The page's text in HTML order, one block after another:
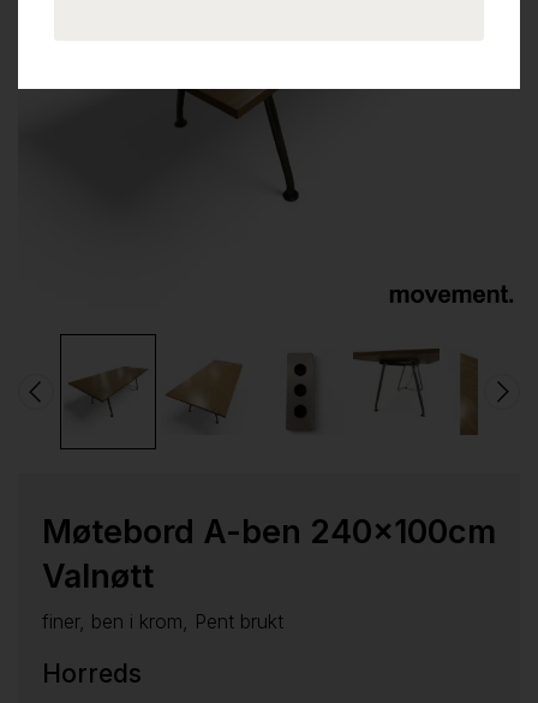
Møtebord A-ben 240x100cm
Valnøtt
finer, ben i krom, Pent brukt
Horreds